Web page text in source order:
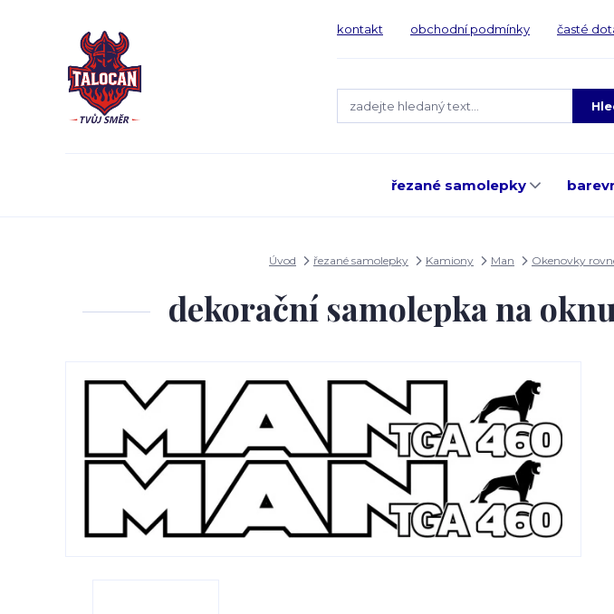
kontakt obchodní podmínky časté
řezané samolepky
Úvod řezané samolepky Kamiony Man Okenovky
dekorační samolepka na